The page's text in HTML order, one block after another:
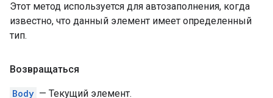
Этот метод используется для автозаполнения, когда
известно, что данный элемент имеет определенный
тип.
Возвращаться
Body — Текущий элемент.